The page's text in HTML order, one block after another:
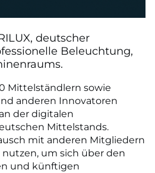
deutscher
Beleuchtung,
Mittelständlern sowie
anderen Innovatoren
der digitalen
Mittelstands.
mit anderen Mitgliedern
um sich über den
und künftigen